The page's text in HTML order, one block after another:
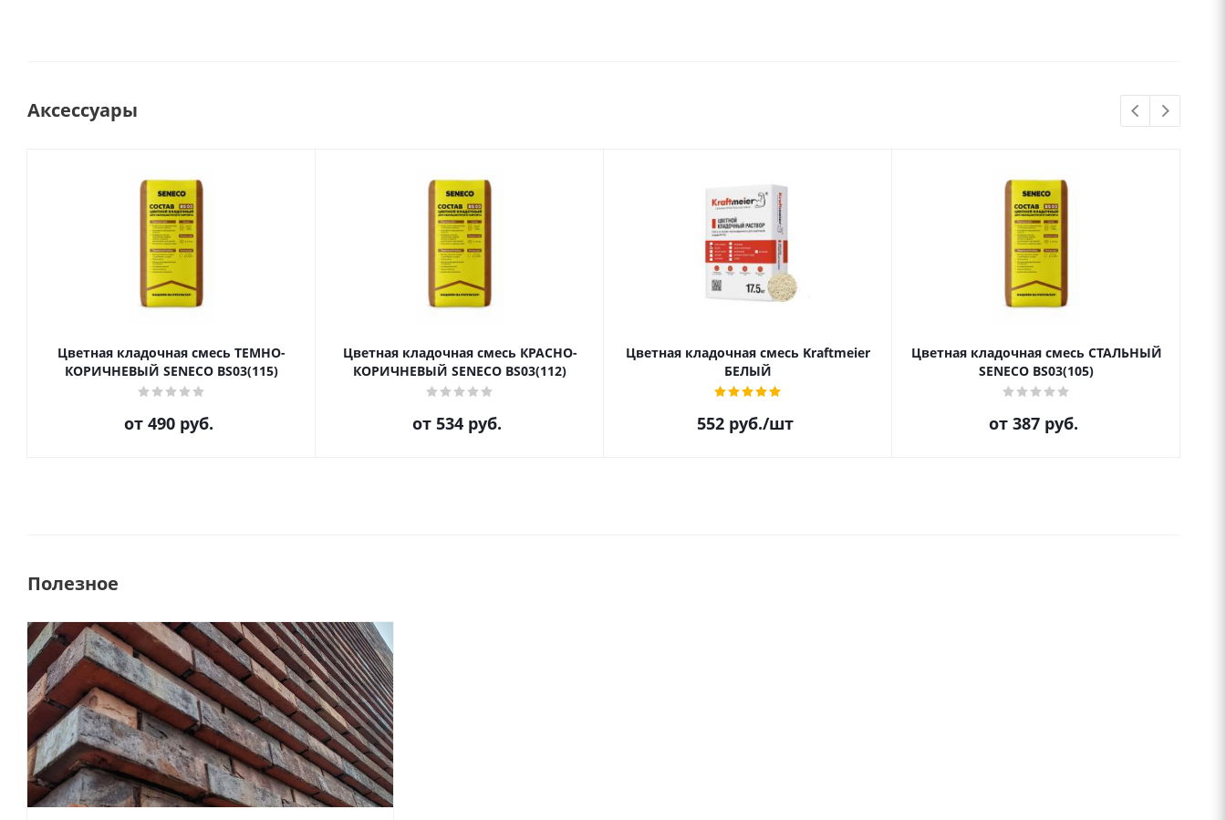
Аксессуары
Цветная кладочная смесь ТЕМНО-
КОРИЧНЕВЫЙ SENECO BS03(115)
от 490 руб.
Цветная кладочная смесь КРАСНО-
КОРИЧНЕВЫЙ SENECO BS03(112)
от 534 руб.
Цветная кладочная смесь Kraftmeier
БЕЛЫЙ
552руб./шт
Цветная кладочная смесь СТАЛЬНЫЙ
SENECO BS03(105)
от 387 руб.
Полезное